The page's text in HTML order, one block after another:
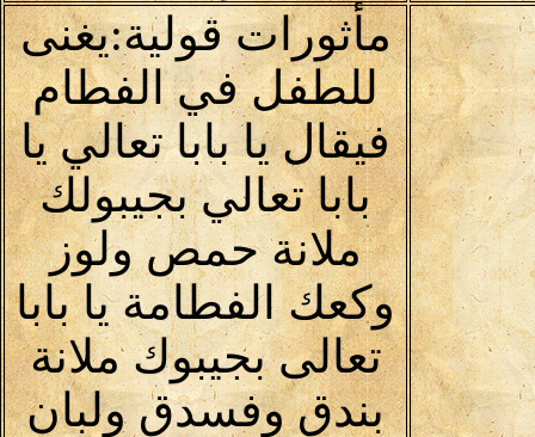
مأثورات قولية:يغنى
للطفل في الفطام
فيقال يا بابا تعالي يا
بابا تعالي بجيبولك
ملانة حمص ولوز
وكعك الفطامة يا بابا
تعالى بجيبوك ملانة
بندق وفسدق ولبان